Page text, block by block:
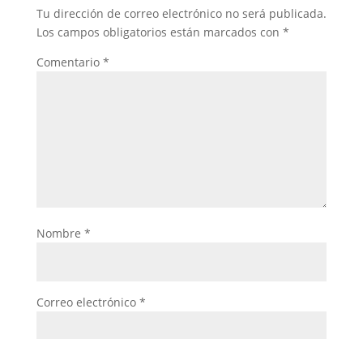
Tu dirección de correo electrónico no será publicada.
Los campos obligatorios están marcados con *
Comentario *
Nombre *
Correo electrónico *